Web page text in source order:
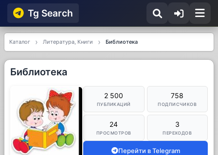
Tg Searсh
Каталог Литература, Книги Библиотека
Библиотека
2 500
ПУБЛИКАЦИЙ
758
ПОДПИСЧИКОВ
24
ПРОСМОТРОВ
3
ПЕРЕХОДОВ
Перейти в Telegram